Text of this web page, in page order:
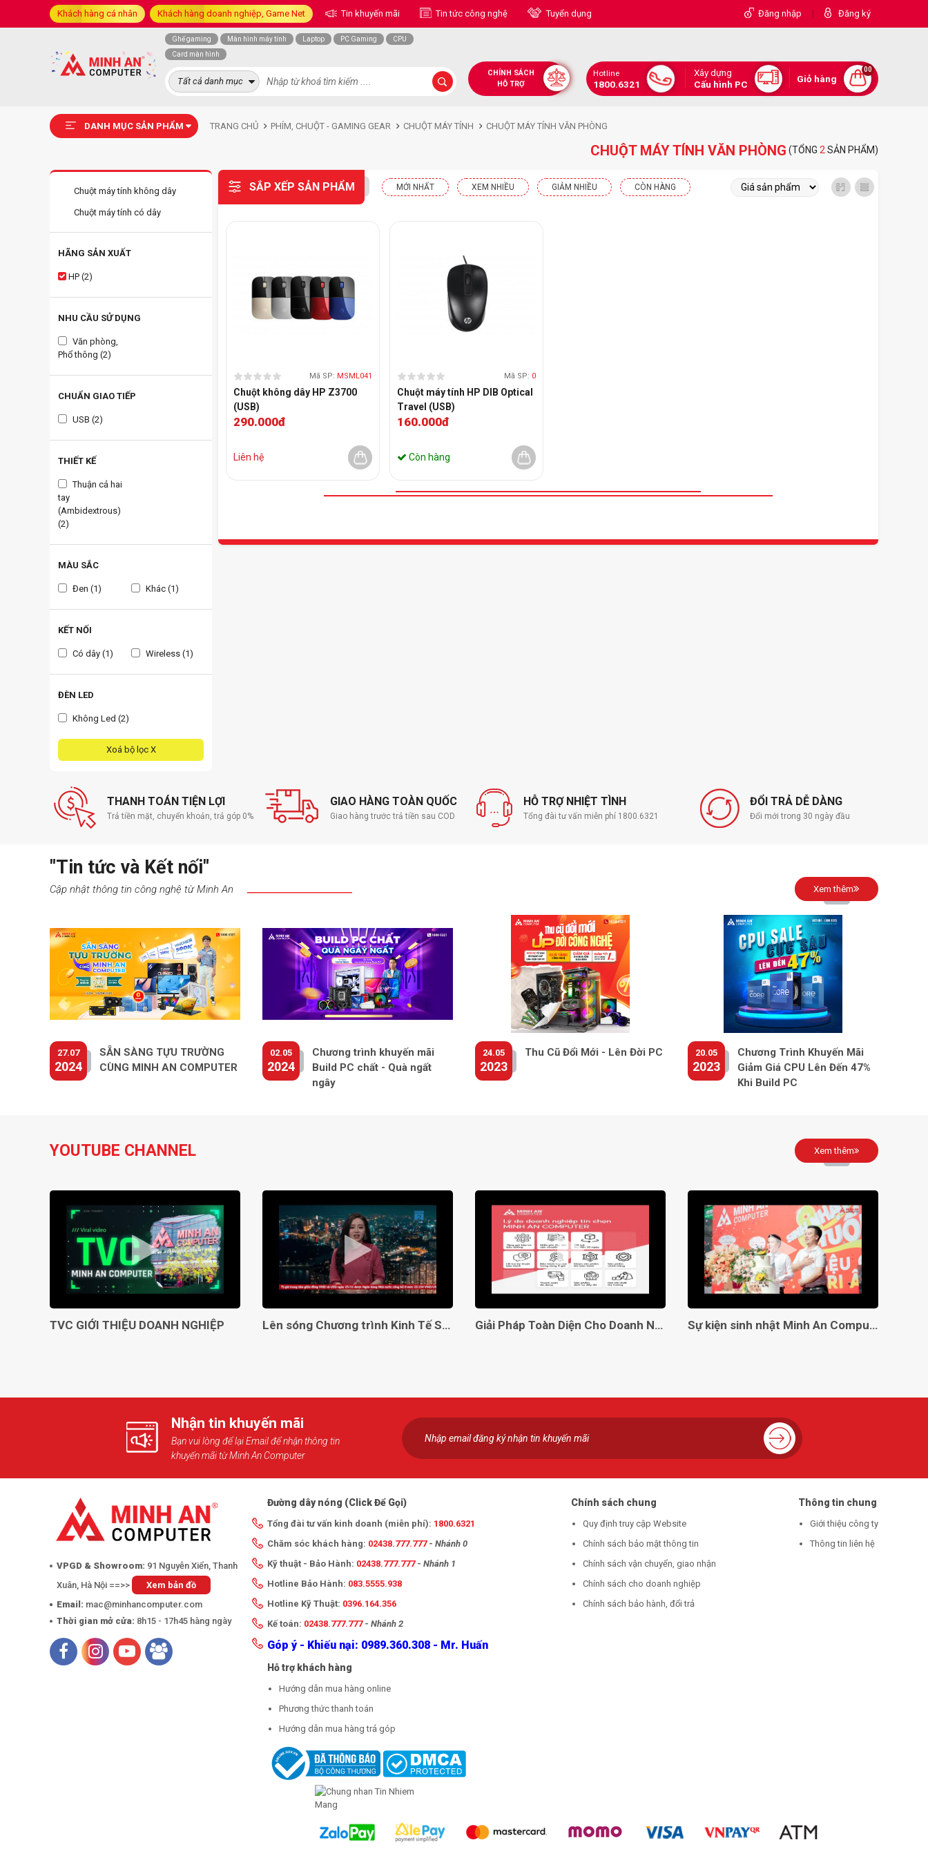
Khách hàng cá nhân Khách hàng doanh nghiệp, Game Net Tin khuyến mãi Tin tức công nghệ Tuyển dụng Đăng nhập | Đăng ký
Ghế gaming Màn hình máy tính Laptop PC Gaming
CPU
Card màn hình
Tất cả danh mục
CHÍNH SÁCH
HỖ TRỢ
Hotline
1800.6321
Xây dựng
Cấu hình PC
Giỏ hàng
00
DANH MỤC SẢN PHẨM TRANG CHỦ PHÍM, CHUỘT - GAMING GEAR CHUỘT MÁY TÍNH CHUỘT MÁY TÍNH VĂN PHÒNG
CHUỘT MÁY TÍNH VĂN PHÒNG (TỔNG 2 SẢN PHẨM)
Chuột máy tính không dây
Chuột máy tính có dây
HÃNG SẢN XUẤT
HP (2)
NHU CẦU SỬ DỤNG
Văn phòng,
Phổ thông (2)
CHUẨN GIAO TIẾP
USB (2)
THIẾT KẾ
Thuận cả hai
tay
(Ambidextrous)
(2)
MÀU SẮC
Đen (1) Khác (1)
KẾT NỐI
Có dây (1) Wireless (1)
ĐÈN LED
Không Led (2)
Xoá bộ lọc X
SẮP XẾP SẢN PHẨM MỚI NHẤT XEM NHIỀU GIẢM NHIỀU CÒN HÀNG
Mã SP: MSML041
Chuột không dây HP Z3700
(USB)
290.000đ
Liên hệ
Mã SP: 0
Chuột máy tính HP DIB Optical
Travel (USB)
160.000đ
Còn hàng
THANH TOÁN TIỆN LỢI
Trả tiền mặt, chuyển khoản, trả góp 0%
GIAO HÀNG TOÀN QUỐC
Giao hàng trước trả tiền sau COD
HỖ TRỢ NHIỆT TÌNH
Tổng đài tư vấn miễn phí 1800.6321
ĐỔI TRẢ DỄ DÀNG
Đổi mới trong 30 ngày đầu
"Tin tức và Kết nối"
Cập nhật thông tin công nghệ từ Minh An Xem thêm
27.07
2024
SẴN SÀNG TỰU TRƯỜNG
CÙNG MINH AN COMPUTER
02.05
2024
Chương trình khuyến mãi
Build PC chất - Quà ngất
ngây
24.05
2023
Thu Cũ Đổi Mới - Lên Đời PC 20.05
2023
Chương Trình Khuyến Mãi
Giảm Giá CPU Lên Đến 47%
Khi Build PC
YOUTUBE CHANNEL Xem thêm
TVC GIỚI THIỆU DOANH NGHIỆP Lên sóng Chương trình Kinh Tế Số VTC2 Giải Pháp Toàn Diện Cho Doanh Nghiệp Với Minh An Computer! Sự kiện sinh nhật Minh An Computer 8 tuổi
Nhận tin khuyến mãi
Bạn vui lòng để lại Email để nhận thông tin
khuyến mãi từ Minh An Computer
VPGD & Showroom: 91 Nguyễn Xiển, Thanh
Xuân, Hà Nội ==>>
Xem bản đồ
Email: mac@minhancomputer.com
Thời gian mở cửa: 8h15 - 17h45 hàng ngày
Đường dây nóng (Click Để Gọi)
Tổng đài tư vấn kinh doanh (miễn phí): 1800.6321
Chăm sóc khách hàng: 02438.777.777- Nhánh 0
Kỹ thuật - Bảo Hành: 02438.777.777- Nhánh 1
Hotline Bảo Hành: 083.5555.938
Hotline Kỹ Thuật: 0396.164.356
Kế toán: 02438.777.777- Nhánh 2
Góp ý - Khiếu nại: 0989.360.308 - Mr. Huấn
Chính sách chung
Quy định truy cập Website
Chính sách bảo mật thông tin
Chính sách vận chuyển, giao nhận
Chính sách cho doanh nghiệp
Chính sách bảo hành, đổi trả
Thông tin chung
Giới thiệu công ty
Thông tin liên hệ
Hỗ trợ khách hàng
Hướng dẫn mua hàng online
Phương thức thanh toán
Hướng dẫn mua hàng trả góp